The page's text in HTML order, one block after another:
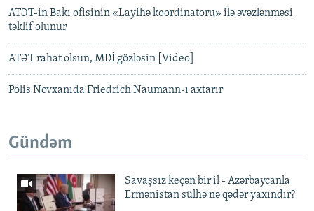
ATƏT-in Bakı ofisinin «Layihə koordinatoru» ilə əvəzlənməsi
təklif olunur
ATƏT rahat olsun, MDİ gözləsin [Video]
Polis Novxanıda Friedrich Naumann-ı axtarır
Gündəm
Savaşsız keçən bir il - Azərbaycanla
Ermənistan sülhə nə qədər yaxındır?